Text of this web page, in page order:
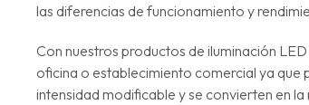
las diferencias de funcionamiento y
Con nuestros productos de iluminación
oficina o establecimiento comercial ya que
intensidad modificable y se convierten en